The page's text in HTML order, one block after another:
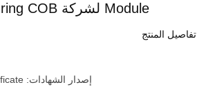
Module لشركة SMD LED Chip Curing COB
تفاصيل المنتج
إصدار الشهادات: High-tech Enterprise Certificate